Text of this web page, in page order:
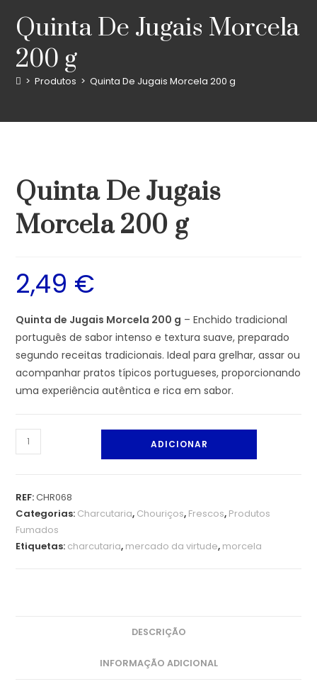
Quinta De Jugais Morcela
200 g
> Produtos > Quinta De Jugais Morcela 200 g
Quinta De Jugais
Morcela 200 g
2,49 €
Quinta de Jugais Morcela 200 g – Enchido tradicional
português de sabor intenso e textura suave, preparado
segundo receitas tradicionais. Ideal para grelhar, assar ou
acompanhar pratos típicos portugueses, proporcionando
uma experiência autêntica e rica em sabor.
ADICIONAR
REF:CHR068
Categorias: Charcutaria, Chouriços, Frescos, Produtos
Fumados
Etiquetas: charcutaria, mercado da virtude, morcela
DESCRIÇÃO
INFORMAÇÃO ADICIONAL